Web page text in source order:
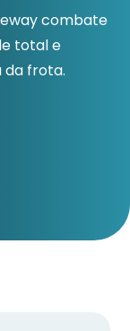
combate
total e
da frota.